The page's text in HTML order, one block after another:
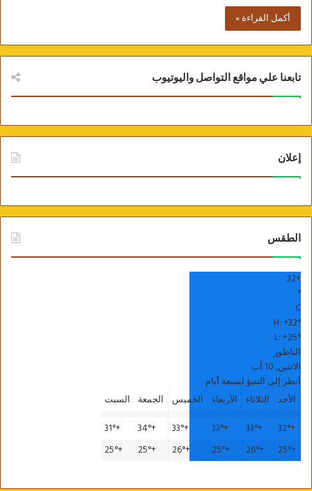
أكمل القراءة »
تابعنا علي مواقع التواصل واليوتيوب
إعلان
الطقس
+
32
°
C
H:+32°
L:+25°
الناظور
الاثنين, 10 آب
أنظر إلى التنبؤ لسبعة أيام
الأحد
الثلاثاء الأربعاء الخميس الجمعة
السبت
+
32°
+
33°
+
33°
+
33°
+
34°
+
31°
+
25°
+
26°
+
25°
+
26°
+
25°
+
25°